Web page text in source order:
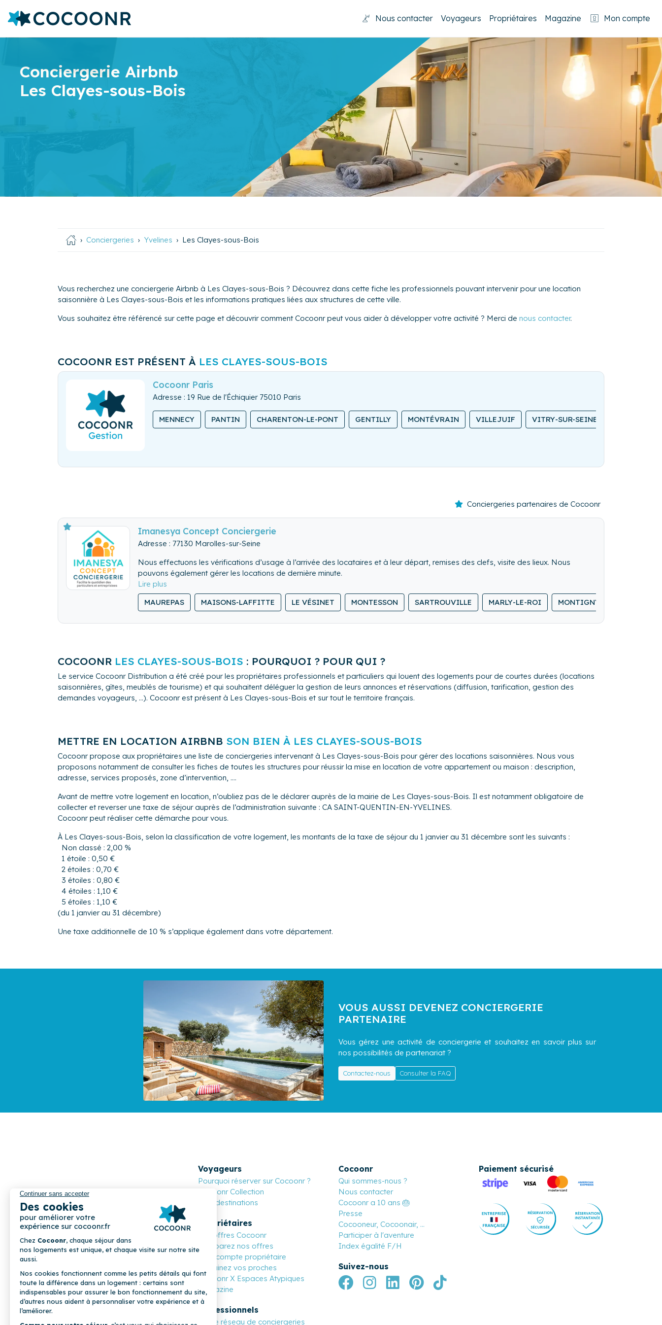
Nous contacter Voyageurs Propriétaires Magazine Mon compte
Conciergerie Airbnb
Les Clayes-sous-Bois
Conciergeries Yvelines Les Clayes-sous-Bois
Vous recherchez une conciergerie Airbnb à Les Clayes-sous-Bois ? Découvrez dans cette fiche les professionnels pouvant intervenir pour une location
saisonnière à Les Clayes-sous-Bois et les informations pratiques liées aux structures de cette ville.
Vous souhaitez être référencé sur cette page et découvrir comment Cocoonr peut vous aider à développer votre activité ? Merci de nous contacter.
COCOONR EST PRÉSENT À LES CLAYES-SOUS-BOIS
Cocoonr Paris
Adresse : 19 Rue de l'Échiquier 75010 Paris
MENNECY PANTIN CHARENTON-LE-PONT GENTILLY MONTÉVRAIN VILLEJUIF VITRY-SUR-SEINE
Conciergeries partenaires de Cocoonr
Imanesya Concept Conciergerie
Adresse : 77130 Marolles-sur-Seine
Nous effectuons les vérifications d’usage à l’arrivée des locataires et à leur départ, remises des clefs, visite des lieux. Nous
pouvons également gérer les locations de dernière minute.
Nous nettoyons de fond en comble l’ensemble du logement.
Nous lavons, repassons et rangeons le linge de maison.
MAUREPAS MAISONS-LAFFITTE LE VÉSINET MONTESSON SARTROUVILLE MARLY-LE-ROI MONTIGNY-LE-
COCOONR LES CLAYES-SOUS-BOIS : POURQUOI ? POUR QUI ?
Le service Cocoonr Distribution a été créé pour les propriétaires professionnels et particuliers qui louent des logements pour de courtes durées (locations
saisonnières, gîtes, meublés de tourisme) et qui souhaitent déléguer la gestion de leurs annonces et réservations (diffusion, tarification, gestion des
demandes voyageurs, ...). Cocoonr est présent à Les Clayes-sous-Bois et sur tout le territoire français.
METTRE EN LOCATION AIRBNB SON BIEN À LES CLAYES-SOUS-BOIS
Cocoonr propose aux propriétaires une liste de conciergeries intervenant à Les Clayes-sous-Bois pour gérer des locations saisonnières. Nous vous
proposons notamment de consulter les fiches de toutes les structures pour réussir la mise en location de votre appartement ou maison : description,
adresse, services proposés, zone d’intervention, ....
Avant de mettre votre logement en location, n’oubliez pas de le déclarer auprès de la mairie de Les Clayes-sous-Bois. Il est notamment obligatoire de
collecter et reverser une taxe de séjour auprès de l’administration suivante : CA SAINT-QUENTIN-EN-YVELINES.
Cocoonr peut réaliser cette démarche pour vous.
À Les Clayes-sous-Bois, selon la classification de votre logement, les montants de la taxe de séjour du 1 janvier au 31 décembre sont les suivants :
Non classé : 2,00 %
1 étoile : 0,50 €
2 étoiles : 0,70 €
3 étoiles : 0,80 €
4 étoiles : 1,10 €
5 étoiles : 1,10 €
(du 1 janvier au 31 décembre)
Une taxe additionnelle de 10 % s’applique également dans votre département.
VOUS AUSSI DEVENEZ CONCIERGERIE
PARTENAIRE
Vous gérez une activité de conciergerie et souhaitez en savoir plus sur
nos possibilités de partenariat ?
Contactez-nous Consulter la FAQ
COCOONR
Voyageurs
Pourquoi réserver sur Cocoonr ?
Cocoonr Collection
Nos destinations
Propriétaires
Les offres Cocoonr
Comparez nos offres
Mon compte propriétaire
Parrainez vos proches
Cocoonr X Espaces Atypiques
Magazine
Professionnels
Notre réseau de conciergeries
Cocoonr
Qui sommes-nous ?
Nous contacter
Cocoonr a 10 ans 🎂
Presse
Cocooneur, Cocoonair, ...
Participer à l'aventure
Index égalité F/H
Suivez-nous
Paiement sécurisé